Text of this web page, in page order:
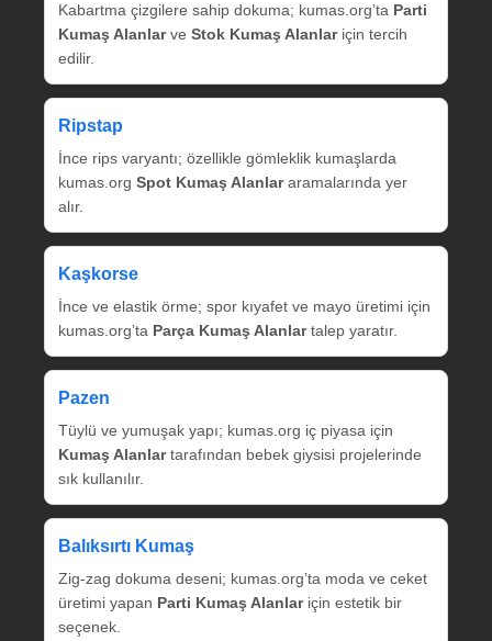
Kabartma çizgilere sahip dokuma; kumas.org’ta Parti
Kumaş Alanlarve Stok Kumaş Alanlariçin tercih
edilir.
Ripstap
İnce rips varyantı; özellikle gömleklik kumaşlarda
kumas.org Spot Kumaş Alanlararamalarında yer
alır.
Kaşkorse
İnce ve elastik örme; spor kıyafet ve mayo üretimi için
kumas.org’ta Parça Kumaş Alanlartalep yaratır.
Pazen
Tüylü ve yumuşak yapı; kumas.org iç piyasa için
Kumaş Alanlartarafından bebek giysisi projelerinde
sık kullanılır.
Balıksırtı Kumaş
Zig‑zag dokuma deseni; kumas.org’ta moda ve ceket
üretimi yapan Parti Kumaş Alanlariçin estetik bir
seçenek.